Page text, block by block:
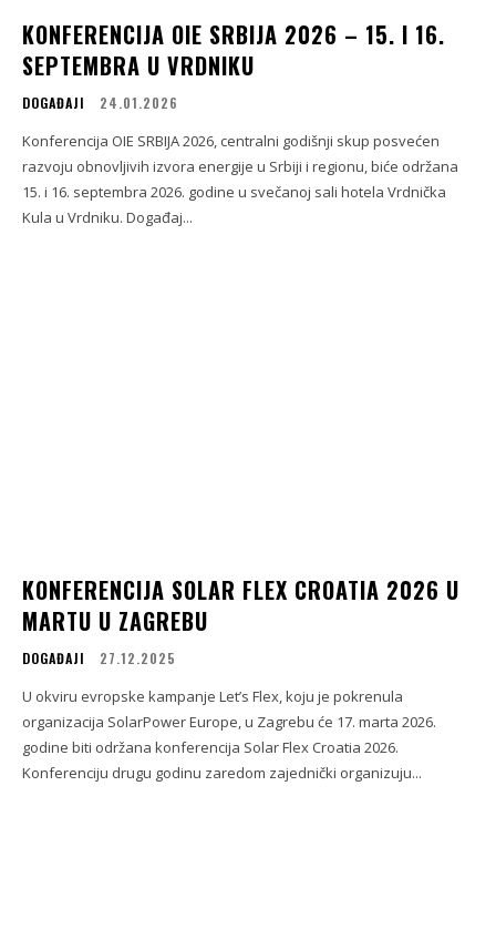
KONFERENCIJA OIE SRBIJA 2026 – 15. I 16.
SEPTEMBRA U VRDNIKU
DOGAĐAJI 24.01.2026
Konferencija OIE SRBIJA 2026, centralni godišnji skup posvećen
razvoju obnovljivih izvora energije u Srbiji i regionu, biće održana
15. i 16. septembra 2026. godine u svečanoj sali hotela Vrdnička
Kula u Vrdniku. Događaj...
KONFERENCIJA SOLAR FLEX CROATIA 2026 U
MARTU U ZAGREBU
DOGAĐAJI 27.12.2025
U okviru evropske kampanje Let’s Flex, koju je pokrenula
organizacija SolarPower Europe, u Zagrebu će 17. marta 2026.
godine biti održana konferencija Solar Flex Croatia 2026.
Konferenciju drugu godinu zaredom zajednički organizuju...